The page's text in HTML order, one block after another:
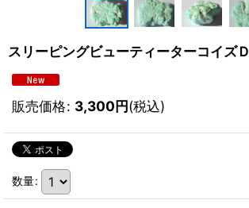
スリーピングビューティーターコイズＤ
販売価格: 3,300円(税込)
数量: